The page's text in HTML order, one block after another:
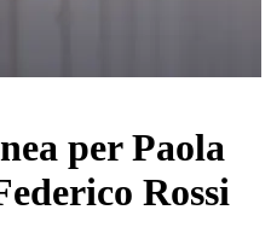
per Paola
Rossi